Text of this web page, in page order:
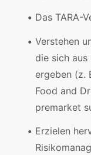
Das TARA-
Verstehen
die sich
ergeben (z.
Food and
premarket
Erzielen